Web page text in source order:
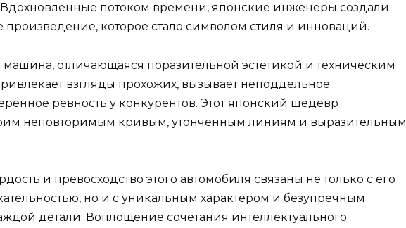
потоком времени, японские инженеры создали
которое стало символом стиля и инноваций.
машина, отличающаяся поразительной эстетикой и техническим
взгляды прохожих, вызывает неподдельное
ревность у конкурентов. Этот японский шедевр
неповторимым кривым, утонченным линиям и выразительным
и превосходство этого автомобиля связаны не только с его
но и с уникальным характером и безупречным
детали. Воплощение сочетания интеллектуального